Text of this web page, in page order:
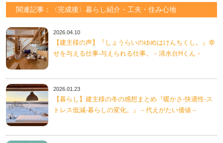
関連記事：〈完成後〉暮らし紹介・工夫・住み心地
2026.04.10
【建主様の声】『しょうらいのゆめはけんちくし。』幸
せを与える仕事-与えられる仕事。－清水台Hくん－
2026.01.23
【暮らし】建主様の冬の感想まとめ『暖かさ-快適性-ス
トレス低減-暮らしの変化。』－代えがたい価値－